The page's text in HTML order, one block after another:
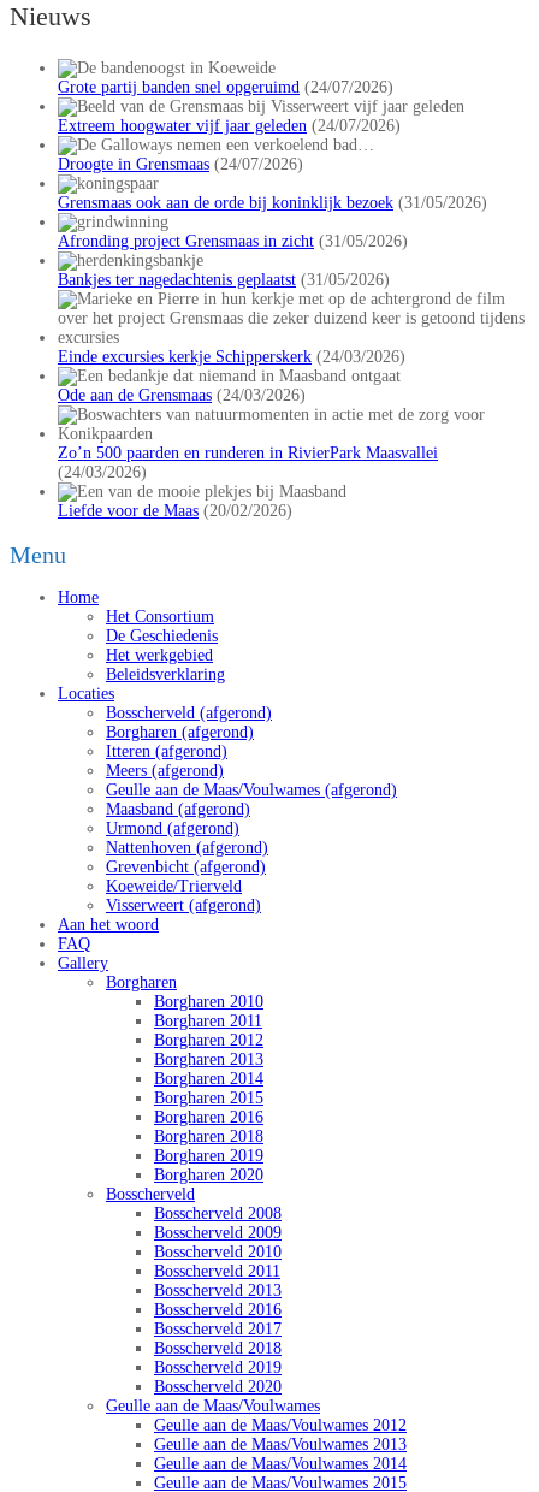
Nieuws
Grote partij banden snel opgeruimd (24/07/2026)
Extreem hoogwater vijf jaar geleden (24/07/2026)
Droogte in Grensmaas (24/07/2026)
Grensmaas ook aan de orde bij koninklijk bezoek (31/05/2026)
Afronding project Grensmaas in zicht (31/05/2026)
Bankjes ter nagedachtenis geplaatst (31/05/2026)
Einde excursies kerkje Schipperskerk (24/03/2026)
Ode aan de Grensmaas (24/03/2026)
Zo’n 500 paarden en runderen in RivierPark Maasvallei
(24/03/2026)
Liefde voor de Maas (20/02/2026)
Menu
Home
Het Consortium
De Geschiedenis
Het werkgebied
Beleidsverklaring
Locaties
Bosscherveld (afgerond)
Borgharen (afgerond)
Itteren (afgerond)
Meers (afgerond)
Geulle aan de Maas/Voulwames (afgerond)
Maasband (afgerond)
Urmond (afgerond)
Nattenhoven (afgerond)
Grevenbicht (afgerond)
Koeweide/Trierveld
Visserweert (afgerond)
Aan het woord
FAQ
Gallery
Borgharen
Borgharen 2010
Borgharen 2011
Borgharen 2012
Borgharen 2013
Borgharen 2014
Borgharen 2015
Borgharen 2016
Borgharen 2018
Borgharen 2019
Borgharen 2020
Bosscherveld
Bosscherveld 2008
Bosscherveld 2009
Bosscherveld 2010
Bosscherveld 2011
Bosscherveld 2013
Bosscherveld 2016
Bosscherveld 2017
Bosscherveld 2018
Bosscherveld 2019
Bosscherveld 2020
Geulle aan de Maas/Voulwames
Geulle aan de Maas/Voulwames 2012
Geulle aan de Maas/Voulwames 2013
Geulle aan de Maas/Voulwames 2014
Geulle aan de Maas/Voulwames 2015